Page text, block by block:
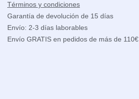
Términos y condiciones
Garantía de devolución de 15 días
Envío: 2-3 días laborables
Envío GRATIS en pedidos de más de 110€